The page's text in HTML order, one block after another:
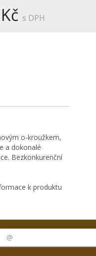
s DPH
o-kroužkem,
a dokonalé
Bezkonkurenční
k produktu